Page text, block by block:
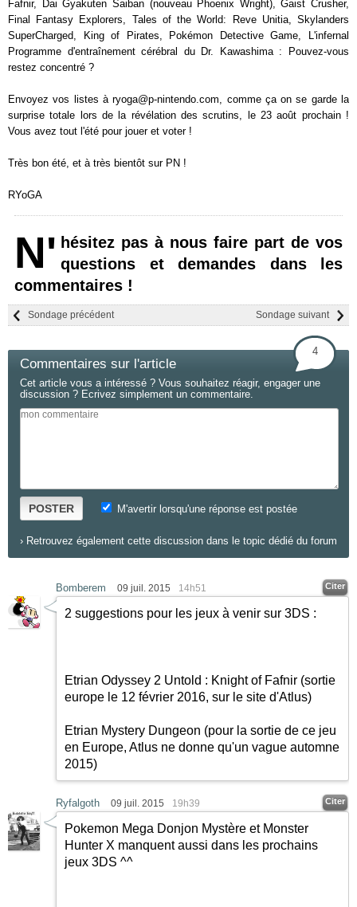
Fafnir, Dai Gyakuten Saiban (nouveau Phoenix Wright), Gaist Crusher,
Final Fantasy Explorers, Tales of the World: Reve Unitia, Skylanders
SuperCharged, King of Pirates, Pokémon Detective Game, L'infernal
Programme d'entraînement cérébral du Dr. Kawashima : Pouvez-vous
restez concentré ?
Envoyez vos listes à ryoga@p-nintendo.com, comme ça on se garde la
surprise totale lors de la révélation des scrutins, le 23 août prochain !
Vous avez tout l'été pour jouer et voter !
Très bon été, et à très bientôt sur PN !
RYoGA
N' hésitez pas à nous faire part de vos
questions et demandes dans les
commentaires !
Sondage suivant
Sondage précédent
Commentaires sur l'article
4
Cet article vous a intéressé ? Vous souhaitez réagir, engager une
discussion ? Ecrivez simplement un commentaire.
POSTER M'avertir lorsqu'une réponse est postée
› Retrouvez également cette discussion dans le topic dédié du forum
Bomberem 09 juil. 2015 14h51 Citer
2 suggestions pour les jeux à venir sur 3DS :
Etrian Odyssey 2 Untold : Knight of Fafnir (sortie
europe le 12 février 2016, sur le site d'Atlus)
Etrian Mystery Dungeon (pour la sortie de ce jeu
en Europe, Atlus ne donne qu'un vague automne
2015)
Ryfalgoth 09 juil. 2015 19h39 Citer
Pokemon Mega Donjon Mystère et Monster
Hunter X manquent aussi dans les prochains
jeux 3DS ^^